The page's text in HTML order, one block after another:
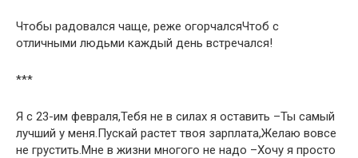
Чтобы радовался чаще, реже огорчалсяЧтоб с
отличными людьми каждый день встречался!
***
Я с 23-им февраля,Тебя не в силах я оставить –Ты самый
лучший у меня.Пускай растет твоя зарплата,Желаю вовсе
не грустить.Мне в жизни многого не надо –Хочу я просто